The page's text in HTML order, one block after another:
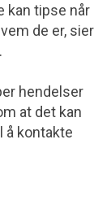
kan tipse når
de er, sier
hendelser
at det kan
å kontakte